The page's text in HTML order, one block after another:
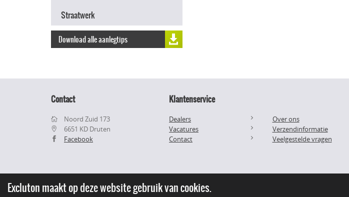
Straatwerk
Download alle aanlegtips
Contact
Noord Zuid 173
6651 KD Druten
Facebook
Klantenservice
Dealers
Vacatures
Contact
Over ons
Verzendinformatie
Veelgestelde vragen
Excluton maakt op deze website gebruik van cookies.